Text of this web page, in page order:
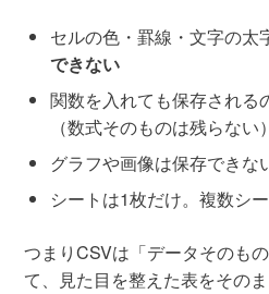
セルの色・罫線・文字の太
できない
関数を入れても保存される
（数式そのものは残らない）
グラフや画像は保存できな
シートは1枚だけ。複数シ
つまりCSVは「データそのも
て、見た目を整えた表をその